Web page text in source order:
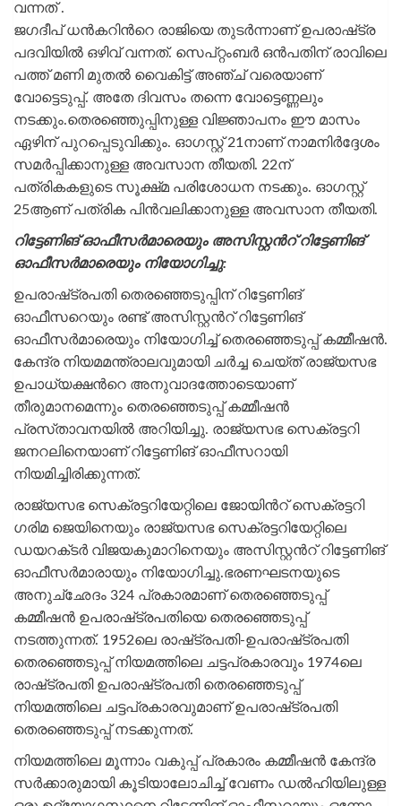
വന്നത് .
ജഗദീപ് ധന്‍കറിന്‍റെ രാജിയെ തുടര്‍ന്നാണ് ഉപരാഷ്‌ട്ര
പദവിയില്‍ ഒഴിവ് വന്നത്. സെപ്റ്റംബര്‍ ഒന്‍പതിന് രാവിലെ
പത്ത് മണി മുതല്‍ വൈകിട്ട് അഞ്ച് വരെയാണ്
വോട്ടെടുപ്പ്. അതേ ദിവസം തന്നെ വോട്ടെണ്ണലും
നടക്കും.തെരഞ്ഞെുപ്പിനുള്ള വിജ്ഞാപനം ഈ മാസം
ഏഴിന് പുറപ്പെടുവിക്കും. ഓഗസ്റ്റ് 21നാണ് നാമനിര്‍ദ്ദേശം
സമര്‍പ്പിക്കാനുള്ള അവസാന തീയതി. 22ന്
പത്രികകളുടെ സൂക്ഷ്‌മ പരിശോധന നടക്കും. ഓഗസ്റ്റ്
25ആണ് പത്രിക പിന്‍വലിക്കാനുള്ള അവസാന തീയതി.
റിട്ടേണിങ് ഓഫീസര്‍മാരെയും അസിസ്റ്റന്‍റ് റിട്ടേണിങ്
ഓഫീസര്‍മാരെയും നിയോഗിച്ചു:
ഉപരാഷ്‌ട്രപതി തെരഞ്ഞെടുപ്പിന് റിട്ടേണിങ്
ഓഫീസറെയും രണ്ട് അസിസ്റ്റന്‍റ് റിട്ടേണിങ്
ഓഫീസര്‍മാരെയും നിയോഗിച്ച് തെരഞ്ഞെടുപ്പ് കമ്മീഷന്‍.
കേന്ദ്ര നിയമമന്ത്രാലവുമായി ചര്‍ച്ച ചെയ്‌ത് രാജ്യസഭ
ഉപാധ്യക്ഷന്‍റെ അനുവാദത്തോടെയാണ്
തീരുമാനമെന്നും തെരഞ്ഞെടുപ്പ് കമ്മീഷന്‍
പ്രസ്‌താവനയില്‍ അറിയിച്ചു. രാജ്യസഭ സെക്രട്ടറി
ജനറലിനെയാണ് റിട്ടേണിങ് ഓഫീസറായി
നിയമിച്ചിരിക്കുന്നത്.
രാജ്യസഭ സെക്രട്ടറിയേറ്റിലെ ജോയിന്‍റ് സെക്രട്ടറി
ഗരിമ ജെയിനെയും രാജ്യസഭ സെക്രട്ടറിയേറ്റിലെ
ഡയറക്‌ടര്‍ വിജയകുമാറിനെയും അസിസ്റ്റന്‍റ് റിട്ടേണിങ്
ഓഫീസര്‍മാരായും നിയോഗിച്ചു.ഭരണഘടനയുടെ
അനുച്‌ഛേദം 324 പ്രകാരമാണ് തെരഞ്ഞെടുപ്പ്
കമ്മീഷന്‍ ഉപരാഷ്‌ട്രപതിയെ തെരഞ്ഞെടുപ്പ്
നടത്തുന്നത്. 1952ലെ രാഷ്‌ട്രപതി-ഉപരാഷ്‌ട്രപതി
തെരഞ്ഞെടുപ്പ് നിയമത്തിലെ ചട്ടപ്രകാരവും 1974ലെ
രാഷ്‌ട്രപതി ഉപരാഷ്‌ട്രപതി തെരഞ്ഞെടുപ്പ്
നിയമത്തിലെ ചട്ടപ്രകാരവുമാണ് ഉപരാഷ്‌ട്രപതി
തെരഞ്ഞെടുപ്പ് നടക്കുന്നത്.
നിയമത്തിലെ മൂന്നാം വകുപ്പ് പ്രകാരം കമ്മീഷന്‍ കേന്ദ്ര
സര്‍ക്കാരുമായി കൂടിയാലോചിച്ച് വേണം ഡല്‍ഹിയിലുള്ള